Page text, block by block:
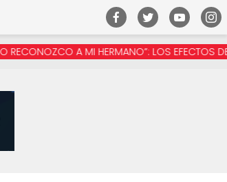
A MI HERMANO”: LOS EFECTOS DE LA